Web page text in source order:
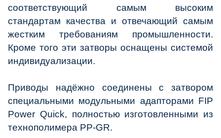
соответствующий самым высоким
стандартам качества и отвечающий самым
жестким требованиям промышленности.
Кроме того эти затворы оснащены системой
индивидуализации.
Приводы надёжно соединены с затвором
специальными модульными адапторами FIP
Power Quick, полностью изготовленными из
технополимера PP-GR.